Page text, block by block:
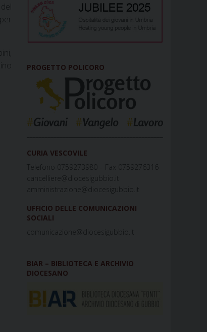
PROGETTO POLICORO
CURIA VESCOVILE
Telefono 0759273980 – Fax 0759276316
cancelliere@diocesigubbio.it
amministrazione@diocesigubbio.it
UFFICIO DELLE COMUNICAZIONI
SOCIALI
comunicazione@diocesigubbio.it
BIAR – BIBLIOTECA E ARCHIVIO
DIOCESANO